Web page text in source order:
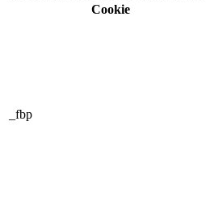
Cookie
_fbp